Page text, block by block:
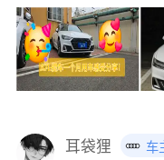
耳袋狸
车